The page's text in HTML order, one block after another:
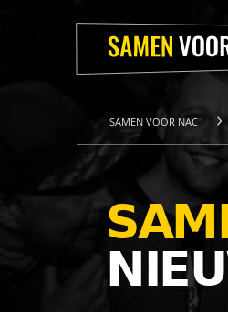
SAMEN VOOR NAC